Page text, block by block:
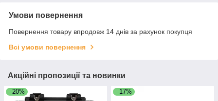
Умови повернення
Повернення товару впродовж 14 днів за рахунок покупця
Всі умови повернення
Акційні пропозиції та новинки
–20% –17%